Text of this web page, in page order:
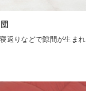
返りなどで隙間が生まれ